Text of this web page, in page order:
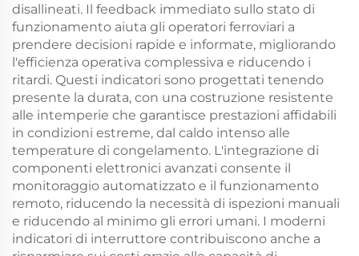
disallineati. Il feedback immediato sullo stato di
funzionamento aiuta gli operatori ferroviari a
prendere decisioni rapide e informate, migliorando
l'efficienza operativa complessiva e riducendo i
ritardi. Questi indicatori sono progettati tenendo
presente la durata, con una costruzione resistente
alle intemperie che garantisce prestazioni affidabili
in condizioni estreme, dal caldo intenso alle
temperature di congelamento. L'integrazione di
componenti elettronici avanzati consente il
monitoraggio automatizzato e il funzionamento
remoto, riducendo la necessità di ispezioni manuali
e riducendo al minimo gli errori umani. I moderni
indicatori di interruttore contribuiscono anche a